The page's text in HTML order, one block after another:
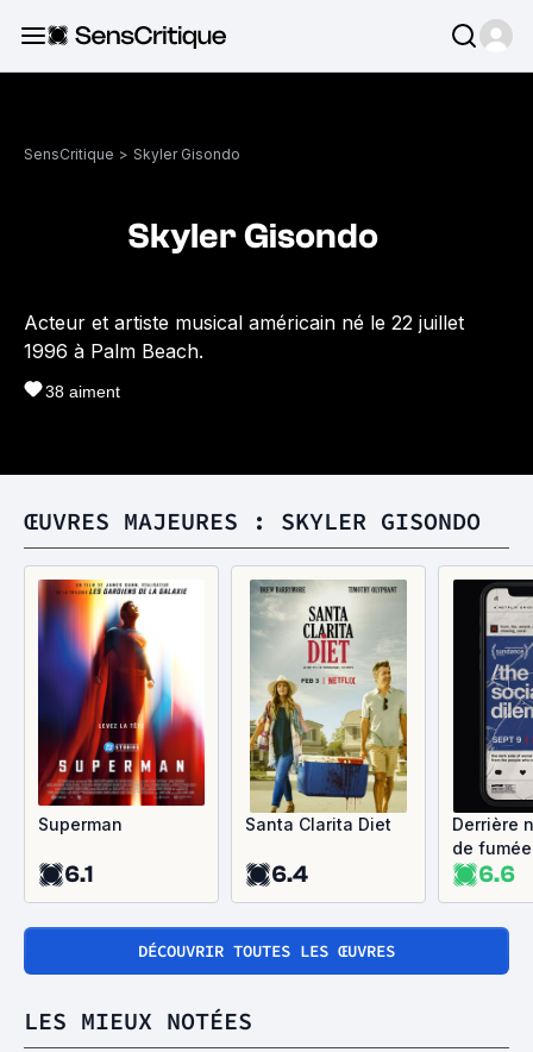
SensCritique > Skyler Gisondo
Skyler Gisondo
Acteur et artiste musical américain né le 22 juillet
1996 à Palm Beach.
38 aiment
ŒUVRES MAJEURES : SKYLER GISONDO
Superman
6.1
Santa Clarita Diet
6.4
Derrière
de fumée
6.6
DÉCOUVRIR TOUTES LES ŒUVRES
LES MIEUX NOTÉES